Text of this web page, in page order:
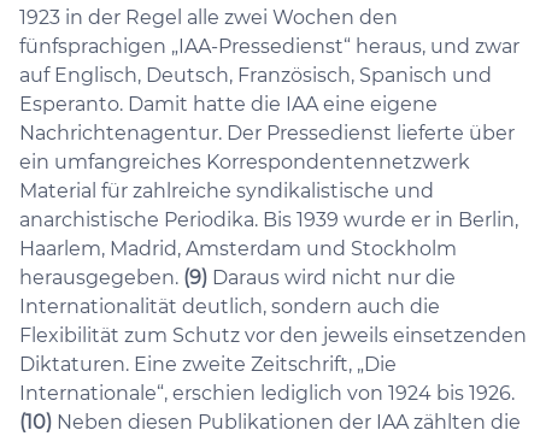
1923 in der Regel alle zwei Wochen den
fünfsprachigen „IAA-Pressedienst“ heraus, und zwar
auf Englisch, Deutsch, Französisch, Spanisch und
Esperanto. Damit hatte die IAA eine eigene
Nachrichtenagentur. Der Pressedienst lieferte über
ein umfangreiches Korrespondentennetzwerk
Material für zahlreiche syndikalistische und
anarchistische Periodika. Bis 1939 wurde er in Berlin,
Haarlem, Madrid, Amsterdam und Stockholm
herausgegeben. (9) Daraus wird nicht nur die
Internationalität deutlich, sondern auch die
Flexibilität zum Schutz vor den jeweils einsetzenden
Diktaturen. Eine zweite Zeitschrift, „Die
Internationale“, erschien lediglich von 1924 bis 1926.
(10) Neben diesen Publikationen der IAA zählten die